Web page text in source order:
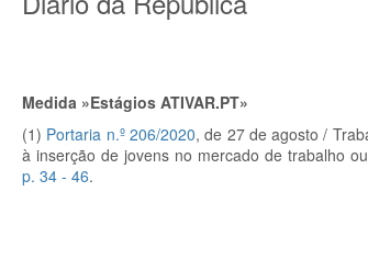
Medida »Estágios ATIVAR.PT»
(1) Portaria n.º 206/2020, de 27 de agosto /
à inserção de jovens no mercado de trabalho
p. 34 - 46.